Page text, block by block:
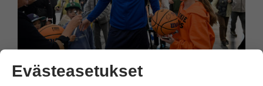
Lauri Markkanen jakoi nimikirjoituksia Helsinki-
Evästeasetukset